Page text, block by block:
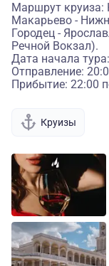
Маршрут круиза:
Макарьево -
Городец -
Речной Вокзал).
Дата начала
Отправление:
Прибытие: 22:00
Круизы